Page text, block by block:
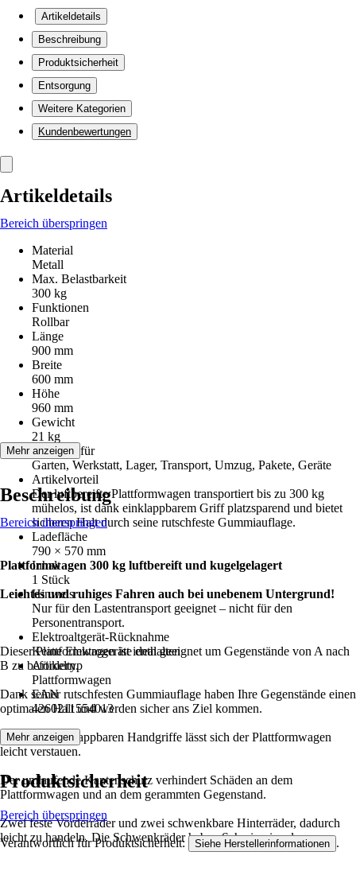
Artikeldetails
Beschreibung
Produktsicherheit
Entsorgung
Weitere Kategorien
Kundenbewertungen
Artikeldetails
Bereich überspringen
Material
Metall
Max. Belastbarkeit
300 kg
Funktionen
Rollbar
Länge
900 mm
Breite
600 mm
Höhe
960 mm
Gewicht
21 kg
Geeignet für
Garten, Werkstatt, Lager, Transport, Umzug, Pakete, Geräte
Artikelvorteil
Der luftbereifte Plattformwagen transportiert bis zu 300 kg
mühelos, ist dank einklappbarem Griff platzsparend und bietet
sicheren Halt durch seine rutschfeste Gummiauflage.
Ladefläche
790 × 570 mm
Inhalt
1 Stück
Hinweis
Nur für den Lastentransport geeignet – nicht für den
Personentransport.
Elektroaltgerät-Rücknahme
Keine Elektrogeräte enthalten
Artikeltyp
Plattformwagen
EAN
4260211554013
Mehr anzeigen
Beschreibung
Bereich überspringen
Plattformwagen 300 kg luftbereift und kugelgelagert
Leichtes und ruhiges Fahren auch bei unebenem Untergrund!
Dieser Plattformwagen ist ideal geeignet um Gegenstände von A nach
B zu befördern.
Dank seiner rutschfesten Gummiauflage haben Ihre Gegenstände einen
optimalen Halt und werden sicher ans Ziel kommen.
Durch die einklappbaren Handgriffe lässt sich der Plattformwagen
leicht verstauen.
Der umlaufende Kantenschutz verhindert Schäden an dem
Plattformwagen und an dem gerammten Gegenstand.
Zwei feste Vorderräder und zwei schwenkbare Hinterräder, dadurch
leicht zu handeln. Die Schwenkräder haben Schmiernippel.
Mehr anzeigen
Produktsicherheit
Bereich überspringen
Verantwortlich für Produktsicherheit: Siehe Herstellerinformationen .